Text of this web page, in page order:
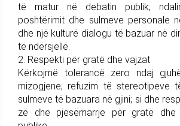
të matur në debatin publik;
poshtërimit dhe sulmeve personale
dhe një kulturë dialogu të bazuar në
të ndërsjellë.
2. Respekti për gratë dhe vajzat
Kërkojmë tolerancë zero ndaj
mizogjene; refuzim të stereotipeve
sulmeve të bazuara në gjini; si dhe
zë dhe pjesëmarrje për gratë